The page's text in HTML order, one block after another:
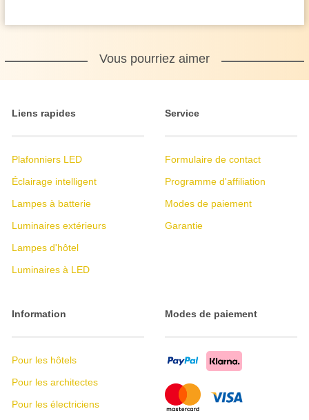
Vous pourriez aimer
Liens rapides
Plafonniers LED
Éclairage intelligent
Lampes à batterie
Luminaires extérieurs
Lampes d'hôtel
Luminaires à LED
Service
Formulaire de contact
Programme d'affiliation
Modes de paiement
Garantie
Information
Pour les hôtels
Pour les architectes
Pour les électriciens
Modes de paiement